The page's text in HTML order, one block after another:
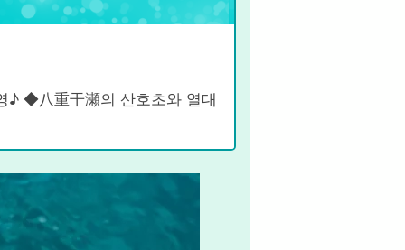
♪ ◆八重干瀬의 산호초와 열대